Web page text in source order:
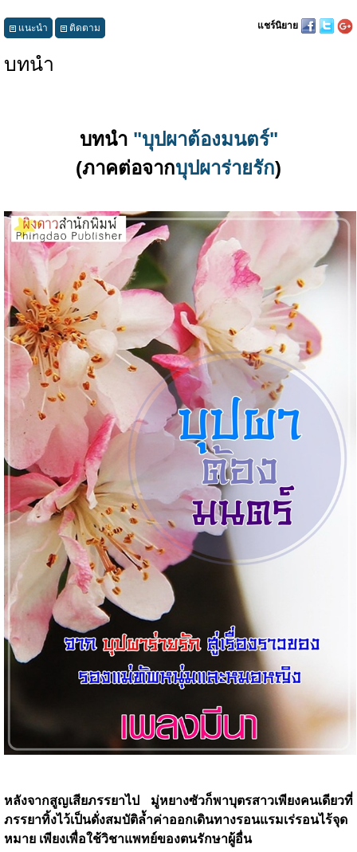
แนะนำ ติดตาม แชร์นิยาย
บทนำ
บทนำ"บุปผาต้องมนตร์"
(ภาคต่อจากบุปผาร่ายรัก)
หลังจากสูญเสียภรรยาไป มู่หยางซัวก็พาบุตรสาวเพียงคนเดียวที่
ภรรยาทิ้งไว้เป็นดั่งสมบัติล้ำค่าออกเดินทางรอนแรมเร่รอนไร้จุด
หมาย เพียงเพื่อใช้วิชาแพทย์ของตนรักษาผู้อื่น